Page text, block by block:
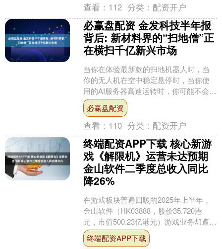
查看： 112 分类： 配资开户
必赢盘配资 金发科技半年报
背后: 新材料界的“扫地僧”正
在横扫千亿新兴市场
当你在体验最新款的扫地机器人时，当
你的无人机在空中稳定悬停时，当你使
用的AI服务器高速运转时，你可能不会想
到：这些高科技产品背后，都离不开一
家中国材料企业的创新....
必赢盘配资
查看： 110 分类： 配资开户
终端配资APP下载 核心新游
戏《解限机》运营未达预期
金山软件二季度总收入同比
降26%
在游戏板块普遍回暖的2025年上半年，
金山软件（HK03888，股价35.720港
元，市值500.23亿港元）游戏业务却遭遇
了始料未及的压力与挑战。 据公司财
报....
终端配资APP下载